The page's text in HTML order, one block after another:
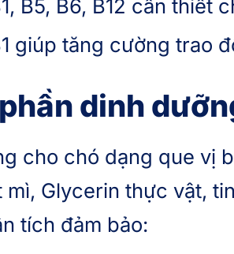
B5, B6, B12 cần thiết
giúp tăng cường trao
dinh
cho chó dạng que vị
mì, Glycerin thực vật,
tích đảm bảo: